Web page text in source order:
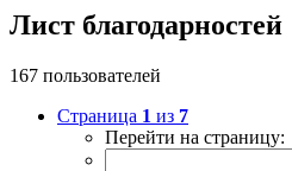
Лист благодарностей
167 пользователей
Страница 1 из 7
Перейти на страницу: